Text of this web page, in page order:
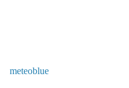
meteoblue